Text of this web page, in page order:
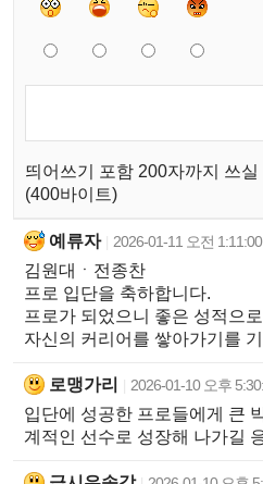
띄어쓰기 포함 200자까지 쓰실
(400바이트)
예류자 2026-01-11 오전 1:11:00
김원대ㆍ전종찬
프로 입단을 축하합니다.
프로가 되었으니 좋은 성적으
자신의 커리어를 쌓아가기를
로맹가리 2026-01-10 오후
입단에 성공한 프로들에게 큰
계적인 선수로 성장해 나가길